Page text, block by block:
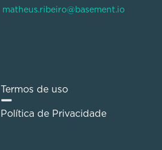
matheus.ribeiro@basement.io
Termos de uso
Política de Privacidade